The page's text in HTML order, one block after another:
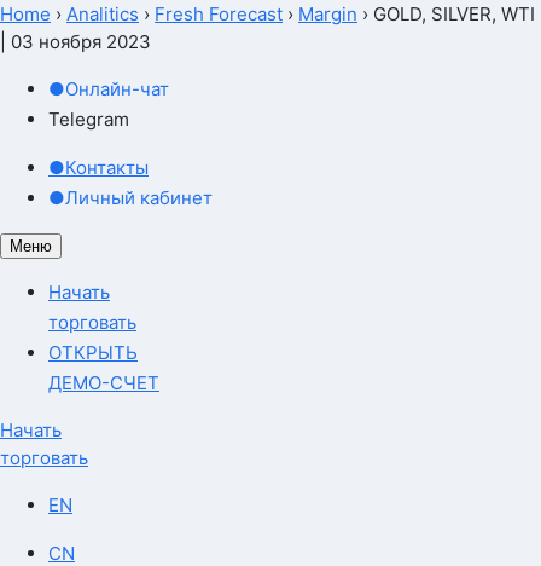
Home › Analitics › Fresh Forecast › Margin › GOLD, SILVER, WTI
| 03 ноября 2023
●Онлайн-чат
Telegram
●Контакты
●Личный кабинет
Меню
Начать
торговать
ОТКРЫТЬ
ДЕМО-СЧЕТ
Начать
торговать
EN
CN